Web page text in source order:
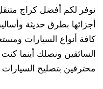
نوفر لكم أفضل كراج
أجزائها بطرق حديثة
كافة أنواع السيارات
السائقين ونصلك أينما
محترفين بتصليح